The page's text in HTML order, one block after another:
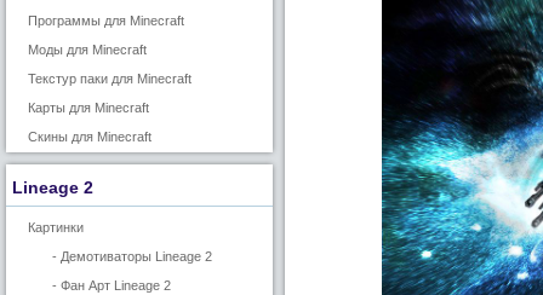
Программы для Minecraft
Моды для Minecraft
Текстур паки для Minecraft
Карты для Minecraft
Скины для Minecraft
Lineage 2
Картинки
- Демотиваторы Lineage 2
- Фан Арт Lineage 2